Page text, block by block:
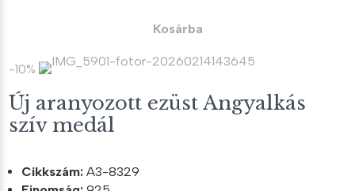
500 Ft.
150 Ft.
Kosárba
-10%
Új aranyozott ezüst Angyalkás
szív medál
Cikkszám: A3-8329